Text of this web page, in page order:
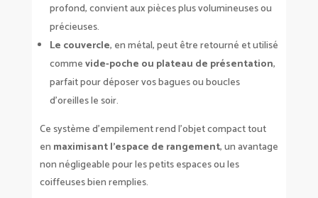
profond, convient aux pièces plus volumineuses ou
précieuses.
Le couvercle, en métal, peut être retourné et utilisé
commevide-poche ou plateau de présentation,
parfait pour déposer vos bagues ou boucles
d’oreilles le soir.
Ce système d’empilement rend l’objet compact tout
en maximisant l’espace de rangement, un avantage
non négligeable pour les petits espaces ou les
coiffeuses bien remplies.